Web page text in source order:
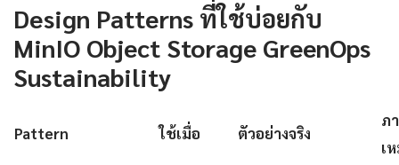
Design Patterns ที่ใช้บ่อยกับ
MinIO Object Storage GreenOps
Sustainability
Pattern ใช้เมื่อ ตัวอย่างจริง
ภ
เ